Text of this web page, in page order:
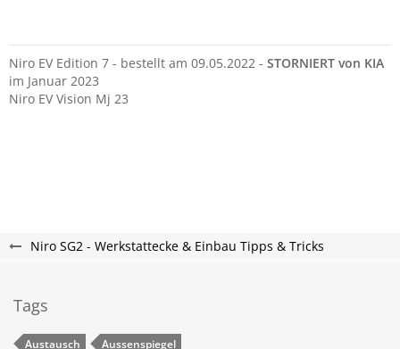
Niro EV Edition 7 - bestellt am 09.05.2022 - STORNIERT von KIA
im Januar 2023
Niro EV Vision Mj 23
Niro SG2 - Werkstattecke & Einbau Tipps & Tricks
Tags
Austausch Aussenspiegel